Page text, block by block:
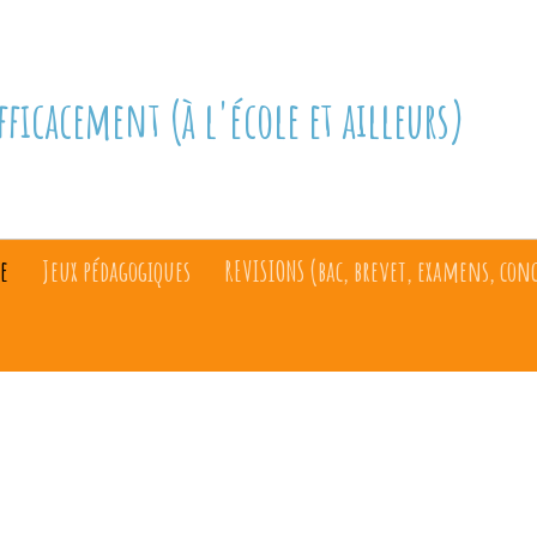
(à l'école et ailleurs)
Jeux pédagogiques REVISIONS (bac, brevet, examens,